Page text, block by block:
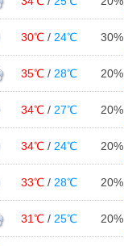
東海など気温大幅
夜は日本海側で
お出かけは傘が必
安定で急な強い雨
雨 11月終わりは荒
側は寒暖差に注
30℃ / 24℃ 30%
35℃ / 28℃ 20%
34℃ / 27℃ 20%
34℃ / 24℃ 20%
33℃ / 28℃ 20%
31℃ / 25℃ 20%